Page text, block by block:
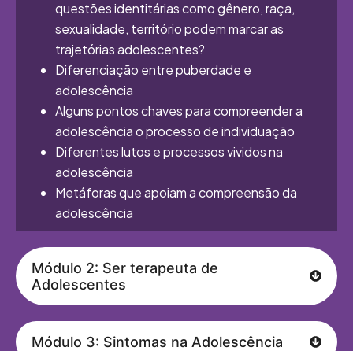
questões identitárias como gênero, raça,
sexualidade, território podem marcar as
trajetórias adolescentes?
Diferenciação entre puberdade e
adolescência
Alguns pontos chaves para compreender a
adolescência o processo de individuação
Diferentes lutos e processos vividos na
adolescência
Metáforas que apoiam a compreensão da
adolescência
Módulo 2: Ser terapeuta de
Adolescentes
Módulo 3: Sintomas na Adolescência